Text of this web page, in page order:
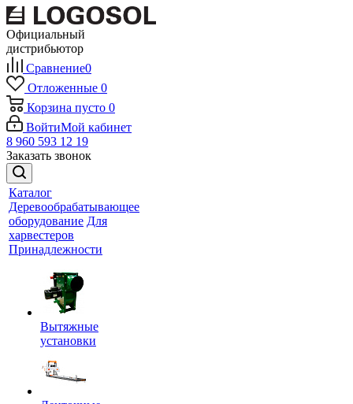
Официальный
дистрибьютор
Сравнение0
Отложенные 0
Корзина пусто 0
ВойтиМой кабинет
8 960 593 12 19
Заказать звонок
Каталог
Деревообрабатывающее
оборудование Для
харвестеров
Принадлежности
Вытяжные
установки